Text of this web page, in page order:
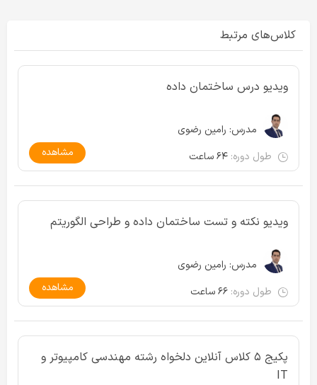
کلاس‌های مرتبط
ویدیو درس ساختمان داده
مدرس: رامین رضوی
طول دوره: ۶۴ ساعت مشاهده
ویدیو نکته و تست ساختمان داده و طراحی الگوریتم
مدرس: رامین رضوی
طول دوره: ۶۶ ساعت مشاهده
پکیج ۵ کلاس آنلاین دلخواه رشته مهندسی کامپیوتر و
IT